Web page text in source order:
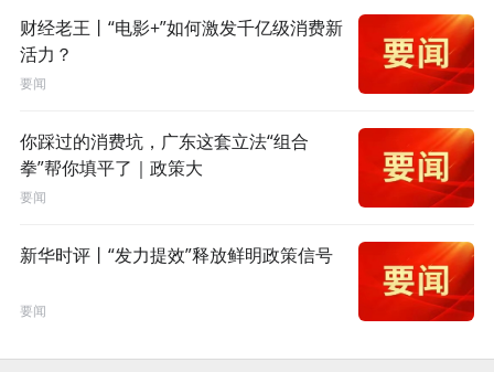
财经老王丨“电影+”如何激发千亿级消费新
活力？
要闻
你踩过的消费坑，广东这套立法“组合
拳”帮你填平了｜政策大
要闻
新华时评丨“发力提效”释放鲜明政策信号
要闻